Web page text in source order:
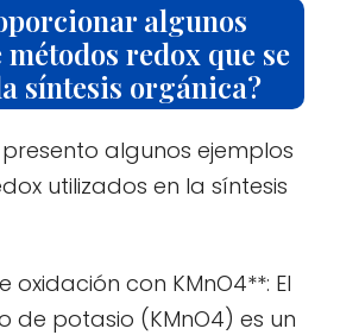
algunos
métodos redox que se
síntesis orgánica?
algunos ejemplos
utilizados en la síntesis
oxidación con KMnO4**: El
de potasio (KMnO4) es un